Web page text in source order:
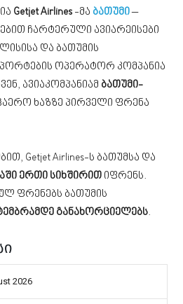
Getjet Airlines -მა ბათუმი–
ჩარტერული ავიარეისები
და ბათუმის
ოპერატორ კომპანია
ავიაკომპანიამ ბათუმი-
ხაზზე პირველი ფრენა
Getjet Airlines-ს ბათუმსა და
ერთი სიხშირით იფრენს.
ფრენებს ბათუმის
განახორციელებს.
2026